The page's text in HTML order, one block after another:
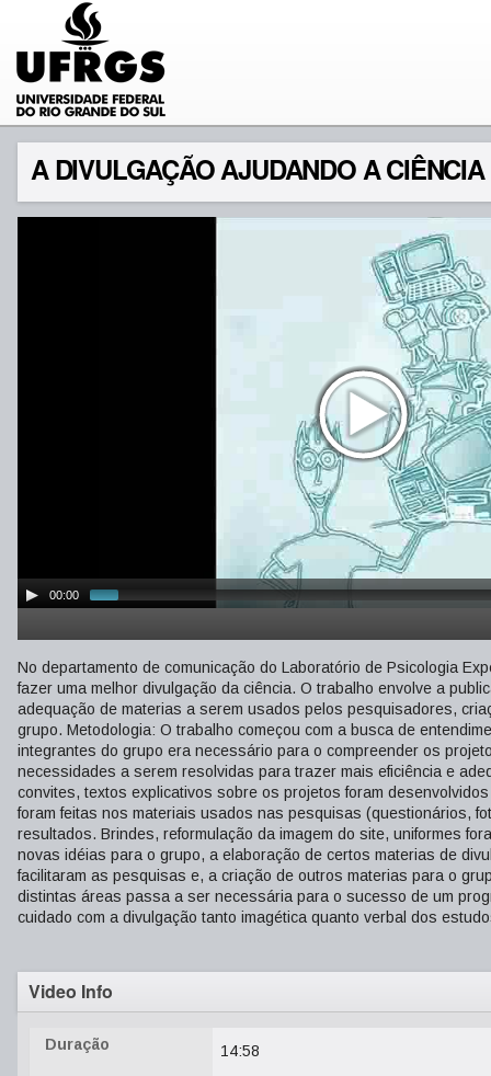
A DIVULGAÇÃO AJUDANDO A CIÊNCIA
00:00
No departamento de comunicação do Laboratório de Psicologia
fazer uma melhor divulgação da ciência. O trabalho envolve a
adequação de materias a serem usados pelos pesquisadores,
grupo. Metodologia: O trabalho começou com a busca de
integrantes do grupo era necessário para o compreender os
necessidades a serem resolvidas para trazer mais eficiência e
convites, textos explicativos sobre os projetos foram
foram feitas nos materiais usados nas pesquisas (questionários,
resultados. Brindes, reformulação da imagem do site, uniformes
novas idéias para o grupo, a elaboração de certos materias de
facilitaram as pesquisas e, a criação de outros materias para o
distintas áreas passa a ser necessária para o sucesso de um
cuidado com a divulgação tanto imagética quanto verbal dos
Video Info
Duração 14:58